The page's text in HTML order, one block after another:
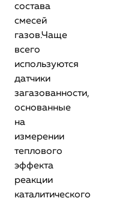
состава
смесей
газов.Чаще
всего
используются
датчики
загазованности,
основанные
на
измерении
теплового
эффекта
реакции
каталитического